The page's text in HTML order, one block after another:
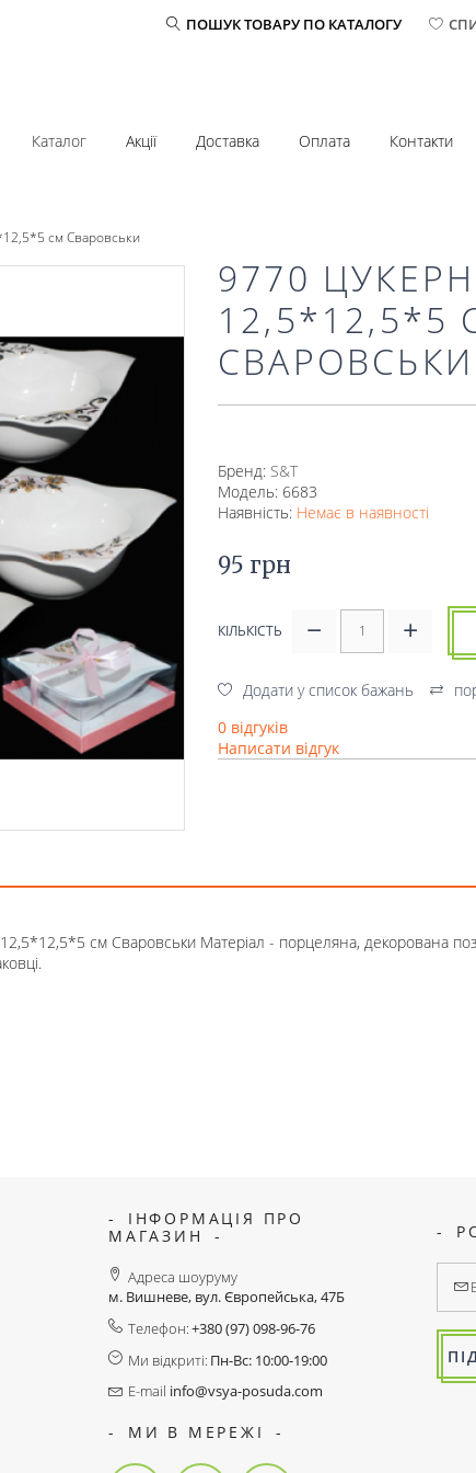
ПОШУК ТОВАРУ ПО КАТАЛОГУ
Каталог Акції Доставка Оплата Контакти
см Сваровськи
9770
12,5*12,5*5
СВАРОВСЬКИ
Бренд: S&T
Модель: 6683
Наявність: Немає в наявності
95 грн
КІЛЬКІСТЬ
Додати у список бажань
0 відгуків
Написати відгук
см Сваровськи Матеріал - порцеляна, декорована
ІНФОРМАЦІЯ ПРО
МАГАЗИН
Адреса шоуруму
м. Вишневе, вул. Європейська, 47Б
Телефон:+380 (97) 098-96-76
Ми відкриті: Пн-Вс: 10:00-19:00
E-mail info@vsya-posuda.com
МИ В МЕРЕЖІ